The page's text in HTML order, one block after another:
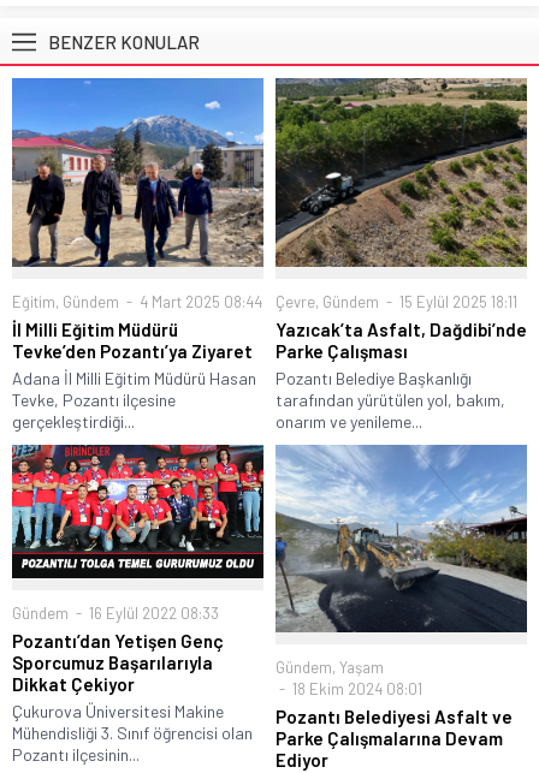
BENZER KONULAR
Eğitim, Gündem 4 Mart 2025 08:44
İl Milli Eğitim Müdürü
Tevke’den Pozantı’ya Ziyaret
Adana İl Milli Eğitim Müdürü Hasan
Tevke, Pozantı ilçesine
gerçekleştirdiği...
Çevre, Gündem 15 Eylül 2025 18:11
Yazıcak’ta Asfalt, Dağdibi’nde
Parke Çalışması
Pozantı Belediye Başkanlığı
tarafından yürütülen yol, bakım,
onarım ve yenileme...
Gündem 16 Eylül 2022 08:33
Pozantı’dan Yetişen Genç
Sporcumuz Başarılarıyla
Dikkat Çekiyor
Çukurova Üniversitesi Makine
Mühendisliği 3. Sınıf öğrencisi olan
Pozantı ilçesinin...
Gündem, Yaşam
18 Ekim 2024 08:01
Pozantı Belediyesi Asfalt ve
Parke Çalışmalarına Devam
Ediyor